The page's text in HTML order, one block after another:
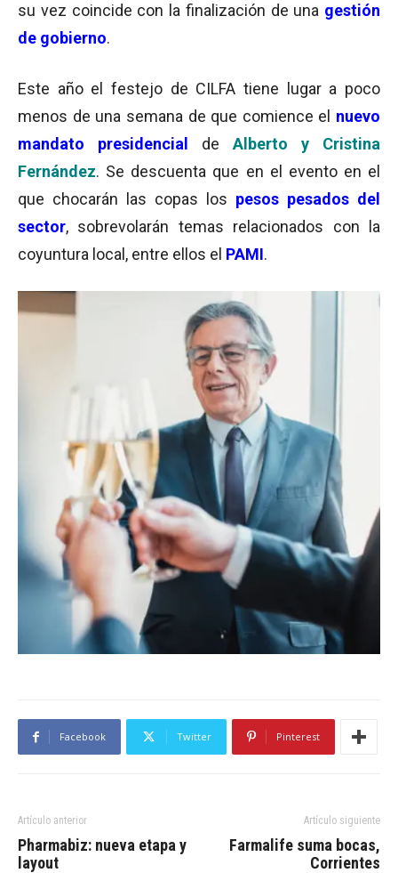
su vez coincide con la finalización de una gestión
de gobierno.
Este año el festejo de CILFA tiene lugar a poco
menos de una semana de que comience el nuevo
mandato presidencial
de Alberto y Cristina
Fernández. Se descuenta que en el evento en el
que chocarán las copas los pesos pesados del
sector, sobrevolarán temas relacionados con la
coyuntura local, entre ellos el PAMI.
Facebook Twitter Pinterest
Artículo anterior
Pharmabiz: nueva etapa y
layout
Artículo siguiente
Farmalife suma bocas,
Corrientes